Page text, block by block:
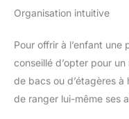
Organisation intuitive
Pour offrir à l’enfant
conseillé d’opter pour un
de bacs ou d’étagères
de ranger lui-même ses